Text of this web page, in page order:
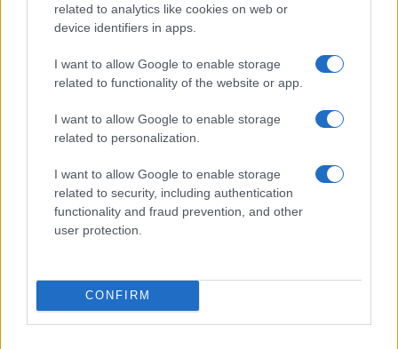
related to analytics like cookies on web or
device identifiers in apps.
I want to allow Google to enable storage
related to functionality of the website or app.
I want to allow Google to enable storage
related to personalization.
I want to allow Google to enable storage
related to security, including authentication
functionality and fraud prevention, and other
user protection.
CONFIRM
Alpha Bank: Για πρώτη φορά το Αρχαίο Θέατρο Επιδαύρου
άνοιξε τις πύλες του σε όλους